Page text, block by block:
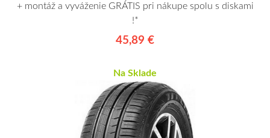
+ montáž a vyváženie GRÁTIS pri nákupe spolu s diskami
!*
45,89 €
Na Sklade